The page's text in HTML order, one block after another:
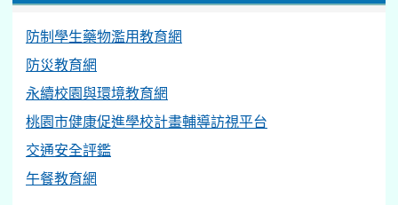
防制學生藥物濫用教育網
防災教育網
永續校園與環境教育網
桃園市健康促進學校計畫輔導訪視平台
交通安全評鑑
午餐教育網